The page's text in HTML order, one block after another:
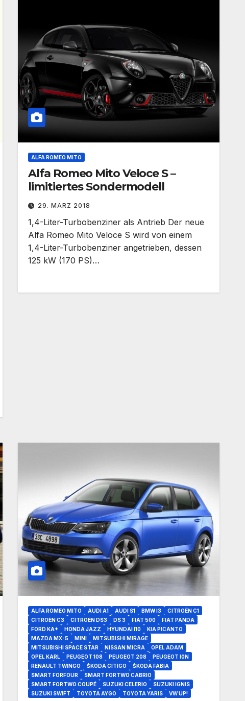
ALFA ROMEO MITO
Alfa Romeo Mito Veloce S –
limitiertes Sondermodell
29. MÄRZ 2018
1,4-Liter-Turbobenziner als Antrieb Der neue
Alfa Romeo Mito Veloce S wird von einem
1,4-Liter-Turbobenziner angetrieben, dessen
125 kW (170 PS)…
ALFA ROMEO MITO AUDI A1 AUDI S1 BMW I3
CITROËN C1
CITROËN C3
CITROËN DS3 DS 3 FIAT 500
FIAT PANDA
FORD KA+
HONDA JAZZ HYUNDAI I10
KIA PICANTO
MAZDA MX-5
MINI
MITSUBISHI MIRAGE
MITSUBISHI SPACE STAR
NISSAN MICRA
OPEL ADAM
OPEL KARL
PEUGEOT 108 PEUGEOT 208
PEUGEOT I0N
RENAULT TWINGO
ŠKODA CITIGO
ŠKODA FABIA
SMART FORFOUR
SMART FORTWO CABRIO
SMART FORTWO COUPÉ
SUZUKI CELERIO
SUZUKI IGNIS
SUZUKI SWIFT
TOYOTA AYGO TOYOTA YARIS VW UP!